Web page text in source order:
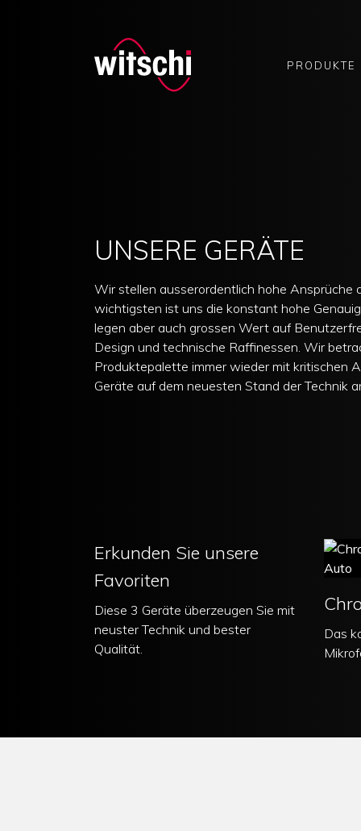
PRODUKTE
UNSERE GERÄTE
Wir stellen ausserordentlich hohe Ansprüche
wichtigsten ist uns die konstant hohe
legen aber auch grossen Wert auf
Design und technische Raffinessen. Wir
Produktepalette immer wieder mit kritischen
Geräte auf dem neuesten Stand der Technik
Erkunden Sie unsere
Favoriten
Diese 3 Geräte überzeugen Sie mit
neuster Technik und bester
Qualität.
Das